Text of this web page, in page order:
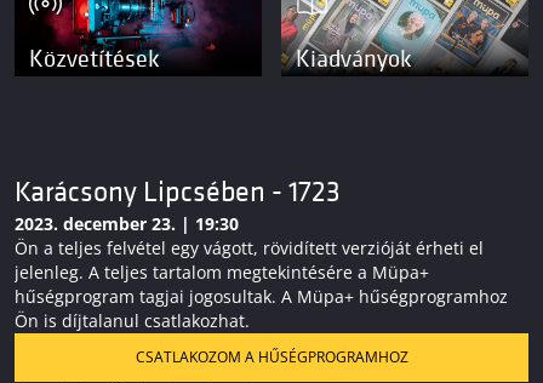
Közvetítések Kiadványok
Karácsony Lipcsében - 1723
2023. december 23. | 19:30
Ön a teljes felvétel egy vágott, rövidített verzióját érheti el
jelenleg. A teljes tartalom megtekintésére a Müpa+
hűségprogram tagjai jogosultak. A Müpa+ hűségprogramhoz
Ön is díjtalanul csatlakozhat.
CSATLAKOZOM A HŰSÉGPROGRAMHOZ